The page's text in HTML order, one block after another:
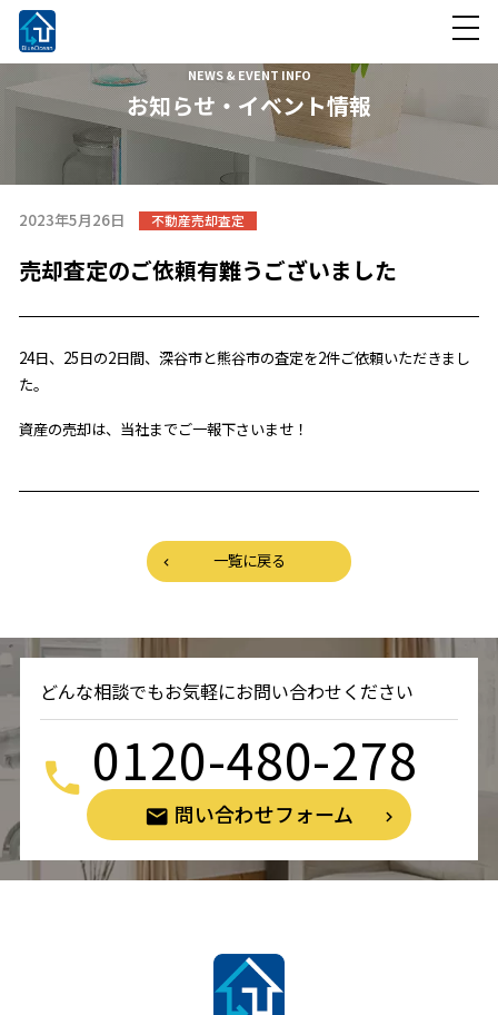
NEWS & EVENT INFO
お知らせ・イベント情報
2023年5月26日 不動産売却査定
売却査定のご依頼有難うございました
24日、25日の2日間、深谷市と熊谷市の査定を2件ご依頼いただきまし
た。
資産の売却は、当社までご一報下さいませ！
一覧に戻る
どんな相談でもお気軽にお問い合わせください
0120-480-278
問い合わせフォーム